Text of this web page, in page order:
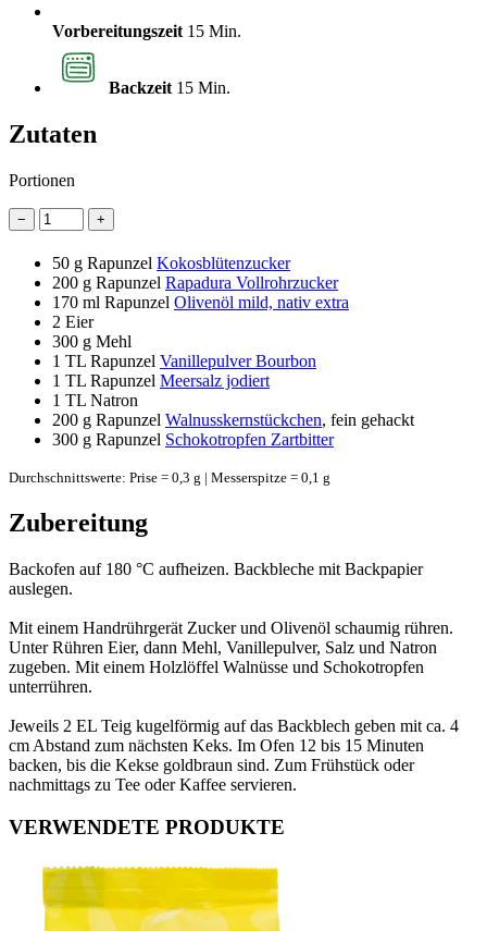
Vorbereitungszeit 15 Min.
Backzeit 15 Min.
Zutaten
Portionen
− +
50 g Rapunzel Kokosblütenzucker
200 g Rapunzel Rapadura Vollrohrzucker
170 ml Rapunzel Olivenöl mild, nativ extra
2 Eier
300 g Mehl
1 TL Rapunzel Vanillepulver Bourbon
1 TL Rapunzel Meersalz jodiert
1 TL Natron
200 g Rapunzel Walnusskernstückchen, fein gehackt
300 g Rapunzel Schokotropfen Zartbitter
Durchschnittswerte: Prise = 0,3 g | Messerspitze = 0,1 g
Zubereitung
Backofen auf 180 °C aufheizen. Backbleche mit Backpapier
auslegen.
Mit einem Handrührgerät Zucker und Olivenöl schaumig rühren.
Unter Rühren Eier, dann Mehl, Vanillepulver, Salz und Natron
zugeben. Mit einem Holzlöffel Walnüsse und Schokotropfen
unterrühren.
Jeweils 2 EL Teig kugelförmig auf das Backblech geben mit ca. 4
cm Abstand zum nächsten Keks. Im Ofen 12 bis 15 Minuten
backen, bis die Kekse goldbraun sind. Zum Frühstück oder
nachmittags zu Tee oder Kaffee servieren.
VERWENDETE PRODUKTE